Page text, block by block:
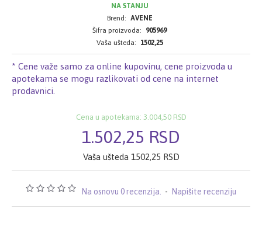
Na osnovu 0 recenzija. - Napišite recenziju
* Cene važe samo za online kupovinu, cene proizvoda u
apotekama se mogu razlikovati od cene na internet
prodavnici.
1.502,25 RSD
Cena u apotekama: 3.004,50 RSD
Vaša ušteda 1502,25 RSD
NA STANJU
Brend: AVENE
Šifra proizvoda:
905969
Vaša ušteda:
1502,25